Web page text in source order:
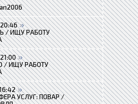
/ ИЩУ РАБОТУ
/ ИЩУ РАБОТУ
УСЛУГ: ПОВАР /